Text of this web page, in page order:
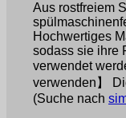
Aus rostfreiem
Hochwertiges
sodass sie ihre
verwendet
verwenden】
(Suche nach